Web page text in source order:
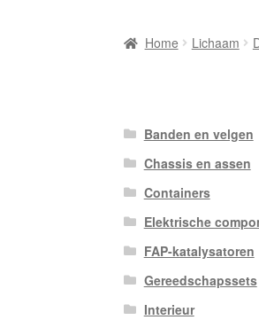
Over ons
Home Lichaam
Banden en velgen
Chassis en assen
Containers
Elektrische
FAP-katalysatoren
Gereedschapssets
Interieur